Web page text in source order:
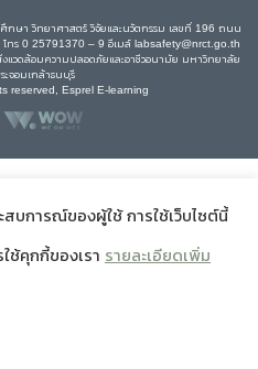
กษา วิทยาศาสตร์ วิจัยและนวัตกรรม เลขที่ 196 ถนน
ทร 0 25791370 – 9 อีเมล์ labsafety@nrct.go.th
วดล้อมความปลอดภัยและอาชีวอนามัย มหาวิทยาลัย
ะจอมเกล้าธนบุรี
reserved, Esprel E-learning
สบการณ์ของผู้ใช้ การใช้เว็บไซต์นี้
ช้คุกกี้ของเรา รายละเอียดเพิ่ม